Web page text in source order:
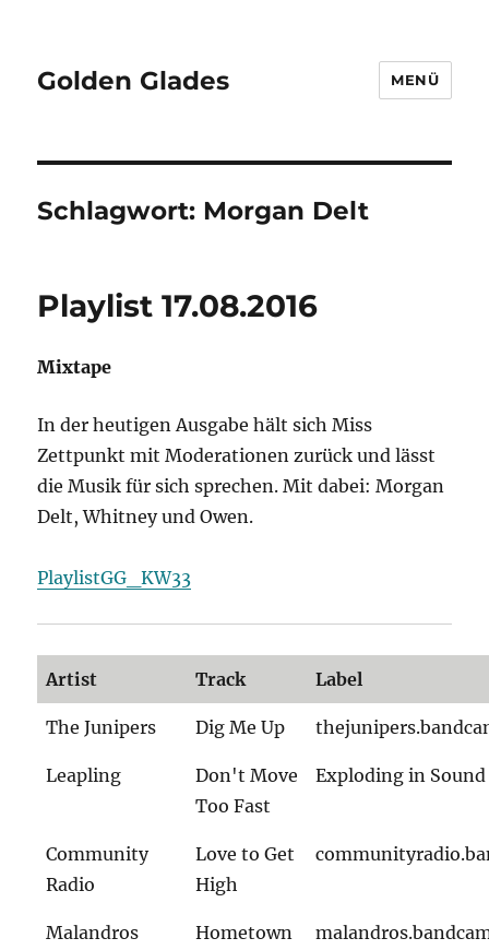
Golden Glades MENÜ
Schlagwort: Morgan Delt
Playlist 17.08.2016
Mixtape
In der heutigen Ausgabe hält sich Miss
Zettpunkt mit Moderationen zurück und lässt
die Musik für sich sprechen. Mit dabei: Morgan
Delt, Whitney und Owen.
PlaylistGG_KW33
Artist Track Label
The Junipers Dig Me Up
Leapling
Don't Move
Too Fast
Exploding in Sound
Community
Radio
Love to Get
High
Malandros Hometown